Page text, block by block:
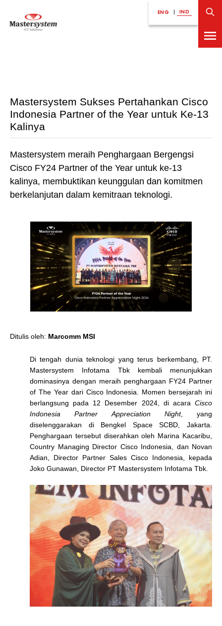
ENG | IND
Mastersystem Sukses Pertahankan Cisco
Indonesia Partner of the Year untuk Ke-13
Kalinya
Mastersystem meraih Penghargaan Bergengsi
Cisco FY24 Partner of the Year untuk ke-13
kalinya, membuktikan keunggulan dan komitmen
berkelanjutan dalam kemitraan teknologi.
Ditulis oleh: Marcomm MSI
Di tengah dunia teknologi yang terus berkembang, PT.
Mastersystem Infotama Tbk kembali menunjukkan
dominasinya dengan meraih penghargaan FY24 Partner
of The Yeardari Cisco Indonesia. Momen bersejarah ini
berlangsung pada 12 Desember 2024, di acara Cisco
Indonesia Partner Appreciation Night, yang
diselenggarakan di Bengkel Space SCBD, Jakarta.
Penghargaan tersebut diserahkan oleh Marina Kacaribu,
Country Managing Director Cisco Indonesia, dan Novan
Adian, Director Partner Sales Cisco Indonesia, kepada
Joko Gunawan, Director PT Mastersystem Infotama Tbk.